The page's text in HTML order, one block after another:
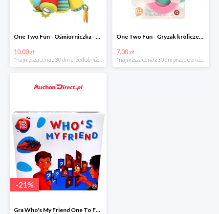
One Two Fun - Ośmiorniczka - miękka zabawka zawieszana w super cenie
10.00 zł
One Two Fun - Gryzak króliczek w super cenie
7.00 zł
-21%
Gra Who's My Friend One To Fun w super cenie